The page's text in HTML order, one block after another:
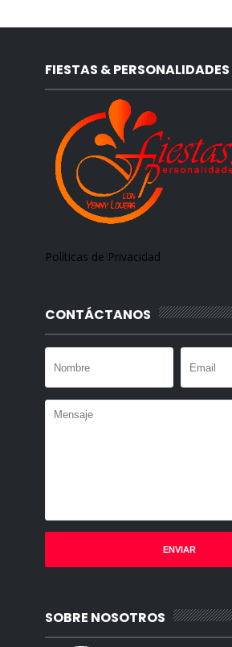
FIESTAS & PERSONALIDADES
Políticas de Privacidad
CONTÁCTANOS
SOBRE NOSOTROS